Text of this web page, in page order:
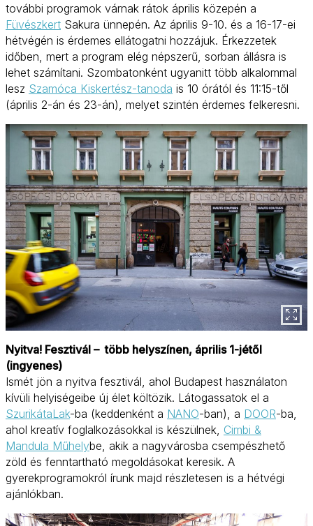
további programok várnak rátok április közepén a
Füvészkert Sakura ünnepén. Az április 9-10. és a 16-17-ei
hétvégén is érdemes ellátogatni hozzájuk. Érkezzetek
időben, mert a program elég népszerű, sorban állásra is
lehet számítani. Szombatonként ugyanitt több alkalommal
lesz Szamóca Kiskertész-tanoda is 10 órától és 11:15-től
(április 2-án és 23-án), melyet szintén érdemes felkeresni.
Nyitva! Fesztivál – több helyszínen, április 1-jétől
(ingyenes)
Ismét jön a nyitva fesztivál, ahol Budapest használaton
kívüli helyiségeibe új élet költözik. Látogassatok el a
SzurikátaLak-ba (keddenként a NANO-ban), a DOOR-ba,
ahol kreatív foglalkozásokkal is készülnek, Cimbi &
Mandula Műhelybe, akik a nagyvárosba csempészhető
zöld és fenntartható megoldásokat keresik. A
gyerekprogramokról írunk majd részletesen is a hétvégi
ajánlókban.